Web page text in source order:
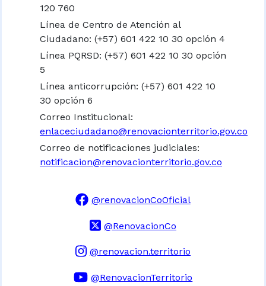
120 760
Línea de Centro de Atención al
Ciudadano: (+57) 601 422 10 30 opción 4
Línea PQRSD: (+57) 601 422 10 30 opción
5
Línea anticorrupción: (+57) 601 422 10
30 opción 6
Correo Institucional:
enlaceciudadano@renovacionterritorio.gov.co
Correo de notificaciones judiciales:
notificacion@renovacionterritorio.gov.co
@renovacionCoOficial
@RenovacionCo
@renovacion.territorio
@RenovacionTerritorio